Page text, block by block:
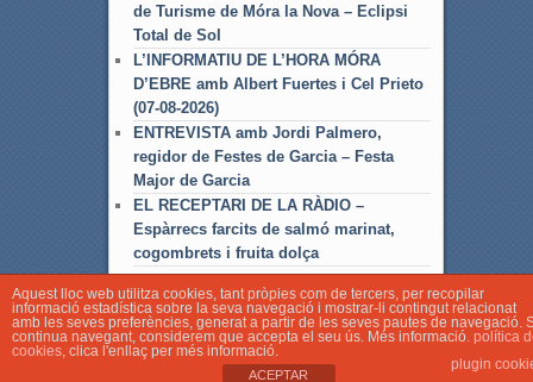
de Turisme de Móra la Nova – Eclipsi
Total de Sol
L’INFORMATIU DE L’HORA MÓRA
D’EBRE amb Albert Fuertes i Cel Prieto
(07-08-2026)
ENTREVISTA amb Jordi Palmero,
regidor de Festes de Garcia – Festa
Major de Garcia
EL RECEPTARI DE LA RÀDIO –
Espàrrecs farcits de salmó marinat,
cogombrets i fruita dolça
© Associació Local de Ràdio Móra d'Ebre
Aquest lloc web utilitza cookies, tant pròpies com de tercers, per recopilar
informació estadística sobre la seva navegació i mostrar-li contingut relacionat
amb les seves preferències, generat a partir de les seves pautes de navegació.
continua navegant, considerem que accepta el seu ús. Més informació. política
cookies, clica l'enllaç per més informació.
plugin
ACEPTAR